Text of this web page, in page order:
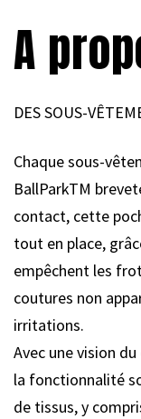
A
DES SOUS-
Chaque sous-
BallParkTM
contact, cette
tout en place,
empêchent les
coutures non
irritations.
Avec une vision
la fonctionnalité
de tissus, y